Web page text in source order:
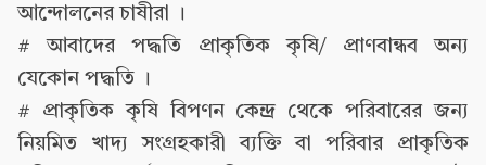
আন্দোলনের চাষীরা ।
# আবাদের পদ্ধতি প্রাকৃতিক কৃষি/ প্রাণবান্ধব অন্য
যেকোন পদ্ধতি ।
# প্রাকৃতিক কৃষি বিপণন কেন্দ্র থেকে পরিবারের জন্য
নিয়মিত খাদ্য সংগ্রহকারী ব্যক্তি বা পরিবার প্রাকৃতিক